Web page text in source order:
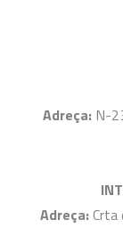
Adreça: N-
Adreça: Crta